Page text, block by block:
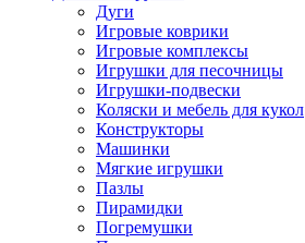
Дуги
Игровые коврики
Игровые комплексы
Игрушки для песочницы
Игрушки-подвески
Коляски и мебель для кукол
Конструкторы
Машинки
Мягкие игрушки
Пазлы
Пирамидки
Погремушки